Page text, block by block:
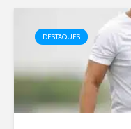
DESTAQUES